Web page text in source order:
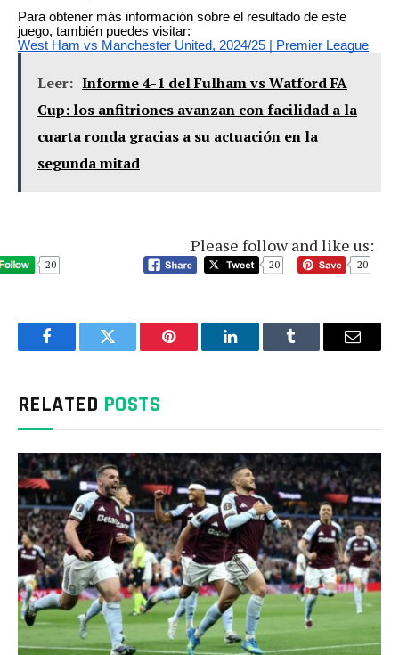
Para obtener más información sobre el resultado de este
juego, también puedes visitar:
West Ham vs Manchester United, 2024/25 | Premier League
Leer: Informe 4-1 del Fulham vs Watford FA
Cup: los anfitriones avanzan con facilidad a la
cuarta ronda gracias a su actuación en la
segunda mitad
Please follow and like us:
20 20 20
FacebookTwitter Pinterest LinkedInTumblr Email
RELATED POSTS